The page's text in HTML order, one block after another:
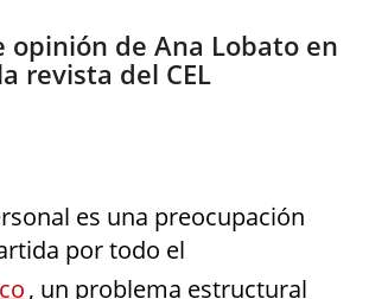
opinión de Ana Lobato en
revista del CEL
es una preocupación
por todo el
, un problema estructural